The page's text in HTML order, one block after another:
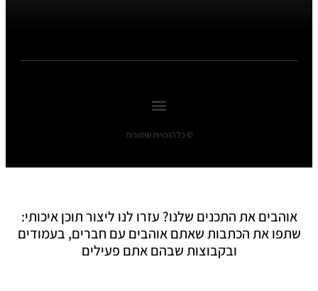
© כל הזכויות שומורות
אוהבים את התכנים שלנו? עזרו לנו ליצור תוכן איכותי:
שתפו את הכתבות שאתם אוהבים עם חברים, בעמודים
ובקבוצות שבהם אתם פעילים